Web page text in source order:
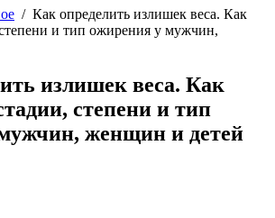
/ Как определить излишек веса. Как
степени и тип ожирения у мужчин,
излишек веса. Как
степени и тип
женщин и детей